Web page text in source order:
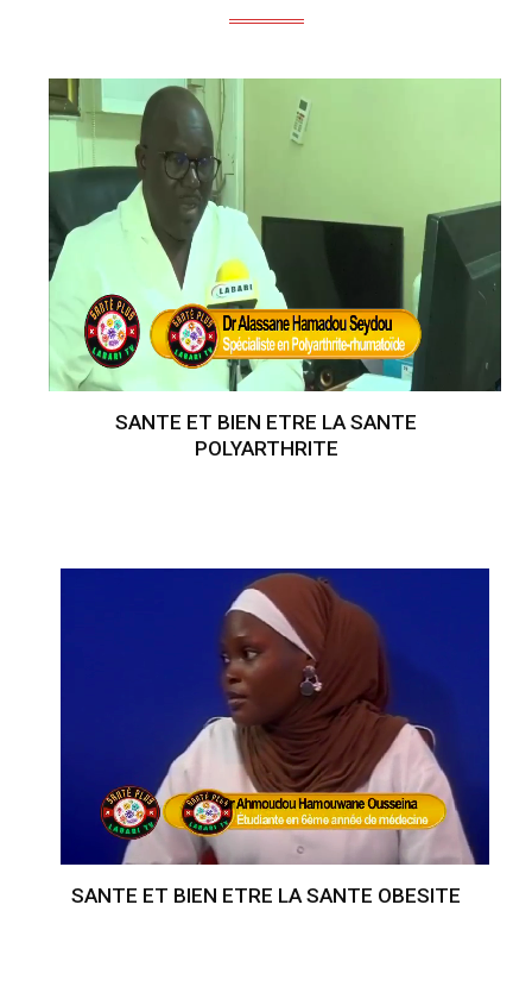
SANTE ET BIEN ETRE LA SANTE
POLYARTHRITE
SANTE ET BIEN ETRE LA SANTE OBESITE